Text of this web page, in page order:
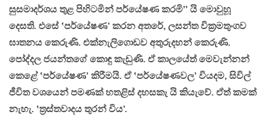
සුසමාදර්ශය තුළ පිහිටමින් පර්යේෂණ කරමි’’ යි මොවුහූ
දෙසති. එසේ ‛පර්යේෂණ’ කරන අතරේ, ලසන්ත වික්‍රමතුංගව
ඝාතනය කෙරුණි. එක්නැලිගොඩව අතුරුදහන් කෙරුණි.
පෝද්දල ජයන්තගේ කොඳු කැඩුණි. ඒ කාලයේත් මෙවැන්නන්
කෙළේ ‛පර්යේෂණ’ කිරීමයි. ඒ ‛පර්යේෂණවල’ වියදම, සිවිල්
ජීවිත වශයෙන් පමණක් හතළිස් දහසකැ යි කියැවේ. ඒත් කමක්
නැහැ. ‛ත්‍රස්තවාදය තුරන් විය’.